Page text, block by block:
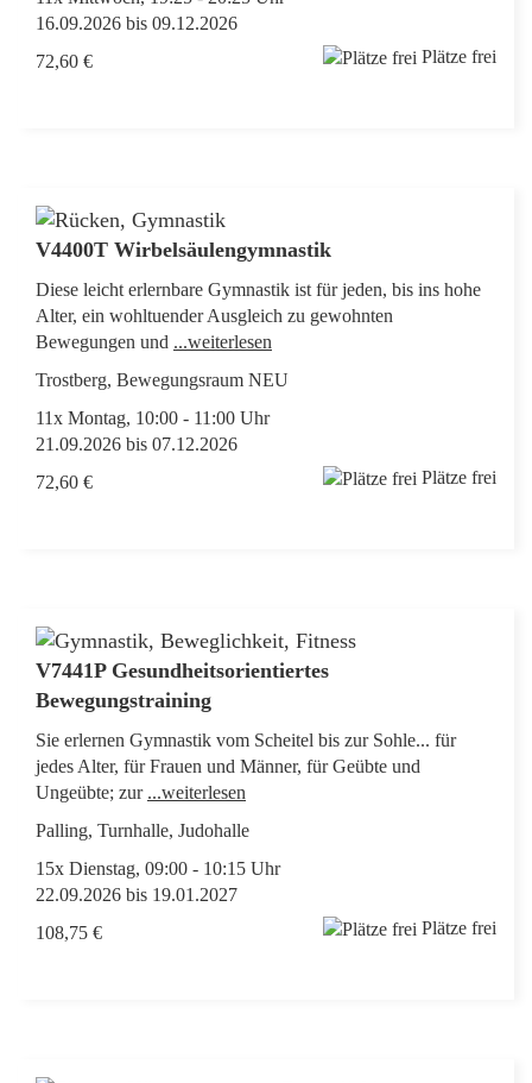
16.09.2026 bis 09.12.2026
72,60 €
Plätze frei
V4400T Wirbelsäulengymnastik
Diese leicht erlernbare Gymnastik ist für jeden, bis ins hohe
Alter, ein wohltuender Ausgleich zu gewohnten
Bewegungen und ...weiterlesen
Trostberg, Bewegungsraum NEU
11x Montag, 10:00 - 11:00 Uhr
21.09.2026 bis 07.12.2026
72,60 €
Plätze frei
V7441P Gesundheitsorientiertes
Bewegungstraining
Sie erlernen Gymnastik vom Scheitel bis zur Sohle... für
jedes Alter, für Frauen und Männer, für Geübte und
Ungeübte; zur ...weiterlesen
Palling, Turnhalle, Judohalle
15x Dienstag, 09:00 - 10:15 Uhr
22.09.2026 bis 19.01.2027
108,75 €
Plätze frei